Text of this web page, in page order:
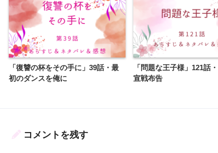
「復讐の杯をその手に」39話・最
初のダンスを俺に
「問題な王子様」121話
宣戦布告
コメントを残す